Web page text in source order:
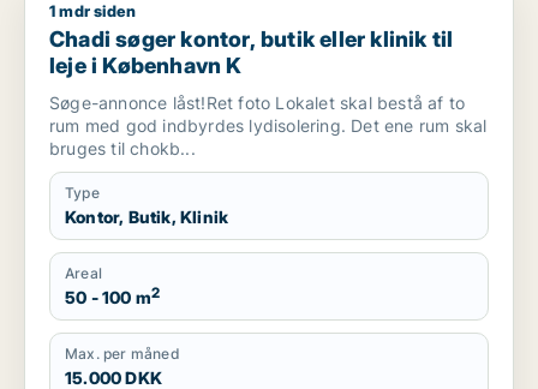
Chadi søger kontor, butik eller klinik til leje i København K
1 mdr siden
Chadi søger kontor, butik eller klinik til
leje i København K
Søge-annonce låst!Ret foto Lokalet skal bestå af to
rum med god indbyrdes lydisolering. Det ene rum skal
bruges til chokb...
Type
Kontor, Butik, Klinik
Areal
50 - 100 m2
Max. per måned
15.000 DKK